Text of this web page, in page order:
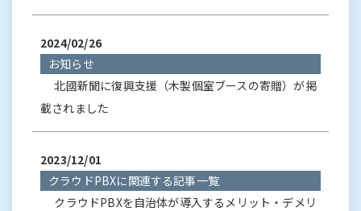
2024/02/26
お知らせ
北國新聞に復興支援（木製個室ブースの寄贈）が掲
載されました
2023/12/01
クラウドPBXに関連する記事一覧
クラウドPBXを自治体が導入するメリット・デメリ